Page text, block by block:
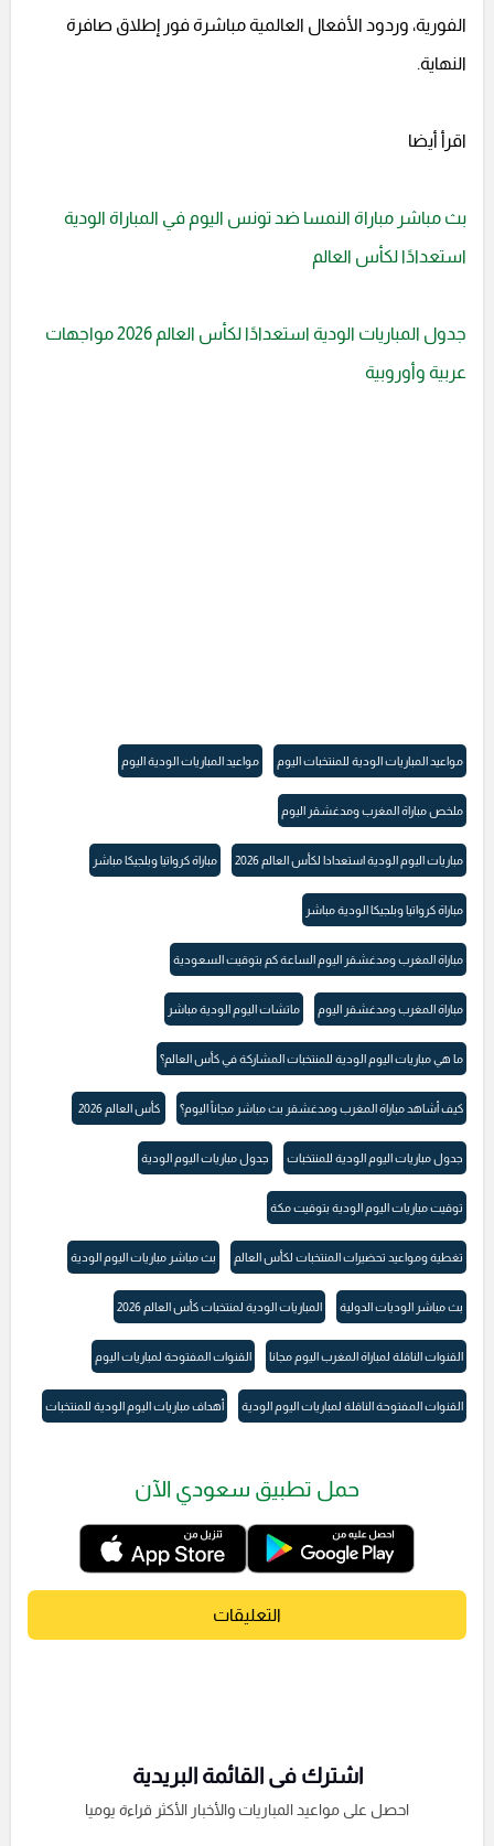
الفورية، وردود الأفعال العالمية مباشرة فور إطلاق صافرة
النهاية.
اقرأ أيضا
بث مباشر مباراة النمسا ضد تونس اليوم في المباراة الودية
استعدادًا لكأس العالم
جدول المباريات الودية استعدادًا لكأس العالم 2026 مواجهات
عربية وأوروبية
مواعيد المباريات الودية للمنتخبات اليوم مواعيد المباريات الودية اليوم
ملخص مباراة المغرب ومدغشقر اليوم
مباريات اليوم الودية استعدادا لكأس العالم 2026 مباراة كرواتيا وبلجيكا مباشر
مباراة كرواتيا وبلجيكا الودية مباشر
مباراة المغرب ومدغشقر اليوم الساعة كم بتوقيت السعودية
مباراة المغرب ومدغشقر اليوم ماتشات اليوم الودية مباشر
ما هي مباريات اليوم الودية للمنتخبات المشاركة في كأس العالم؟
كيف أشاهد مباراة المغرب ومدغشقر بث مباشر مجاناً اليوم؟ كأس العالم 2026
جدول مباريات اليوم الودية للمنتخبات جدول مباريات اليوم الودية
توقيت مباريات اليوم الودية بتوقيت مكة
تغطية ومواعيد تحضيرات المنتخبات لكأس العالم بث مباشر مباريات اليوم الودية
بث مباشر الوديات الدولية المباريات الودية لمنتخبات كأس العالم 2026
القنوات الناقلة لمباراة المغرب اليوم مجانا القنوات المفتوحة لمباريات اليوم
القنوات المفتوحة الناقلة لمباريات اليوم الودية أهداف مباريات اليوم الودية للمنتخبات
حمل تطبيق سعودي الآن
التعليقات
اشترك فى القائمة البريدية
احصل على مواعيد المباريات والأخبار الأكثر قراءة يوميا